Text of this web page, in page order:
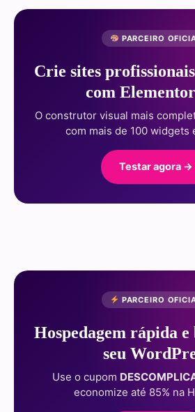
PARCEIRO
Crie sites
com
O construtor visual mais
com mais de 100 widgets
Testar agora →
PARCEIRO
Hospedagem rápida
seu
Use o cupom
economize até 85% na